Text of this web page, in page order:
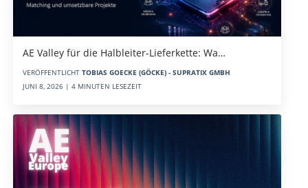
AE Valley für die Halbleiter-Lieferkette: Wa…
VERÖFFENTLICHT TOBIAS GOECKE (GÖCKE) - SUPRATIX GMBH
JUNI 8, 2026 | 4 MINUTEN LESEZEIT